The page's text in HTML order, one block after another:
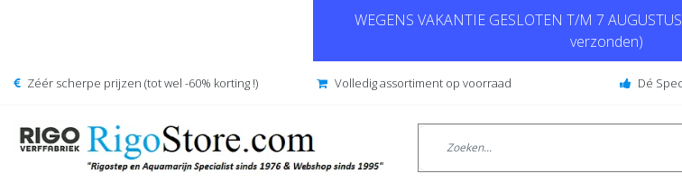
WEGENS VAKANTIE GESLOTEN T/M 7
verzonden)
Zéér scherpe prijzen (tot wel -60% korting !) Volledig assortiment op voorraad Dé